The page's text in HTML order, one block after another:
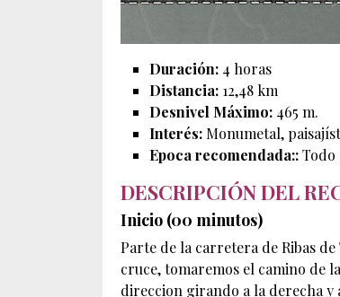
Duración: 4 horas
Distancia: 12,48 km
Desnivel Máximo: 465 m.
Interés: Monumetal,
Epoca recomendada::Todo
DESCRIPCIÓN DEL
Inicio (00 minutos)
Parte de la carretera de Ribas
cruce, tomaremos el camino de
direccion girando a la derecha y